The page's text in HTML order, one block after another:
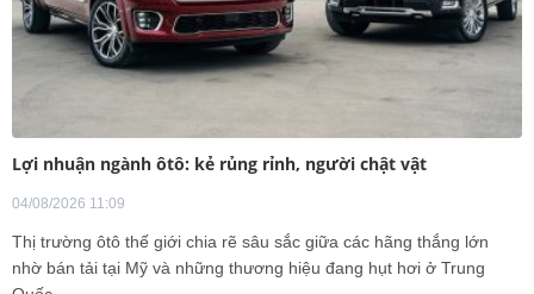
Lợi nhuận ngành ôtô: kẻ rủng rỉnh, người chật vật
04/08/2026 11:09
Thị trường ôtô thế giới chia rẽ sâu sắc giữa các hãng thắng lớn
nhờ bán tải tại Mỹ và những thương hiệu đang hụt hơi ở Trung